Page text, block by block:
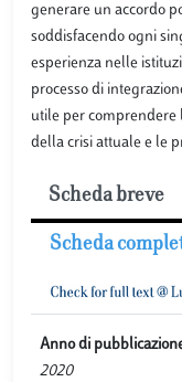
generare un accordo
soddisfacendo ogni
esperienza nelle
processo di
utile per
della crisi attuale e le
Scheda breve
Scheda
Anno di
2020